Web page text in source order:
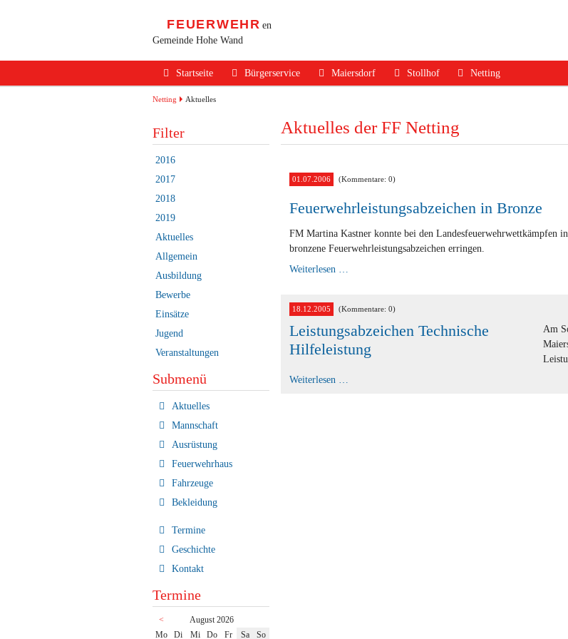
FEUERWEHR en
Gemeinde Hohe Wand
überspringen
Startseite Bürgerservice
Verhalten im Brandfall
Sicherheits Tipps
Verkehrsunfälle
Maiersdorf
Mannschaft
Ausrüstung
Termine
Kontakt
Stollhof
Mannschaft
Termine
Kontakt
Netting
Geschichte
Netting Aktuelles
Aktuelles der FF Netting
01.07.2006 (Kommentare: 0)
Feuerwehrleistungsabzeichen in Bronze
FM Martina Kastner konnte bei den Landesfeuerwehrwettkämpfen
bronzene Feuerwehrleistungsabzeichen erringen.
Weiterlesen …
18.12.2005 (Kommentare: 0)
Leistungsabzeichen Technische
Hilfeleistung
Am
Weiterlesen …
Filter
2016
2017
2018
2019
Aktuelles
Allgemein
Ausbildung
Bewerbe
Einsätze
Jugend
Veranstaltungen
Submenü
Navigation
Aktuelles
Mannschaft
Ausrüstung
Feuerwehrhaus
Fahrzeuge
Bekleidung
Termine
Geschichte
Kontakt
Termine
<
August 2026
Montag
Dienstag
Mittwoch
Donnerstag
Freitag
Samstag
Sonntag